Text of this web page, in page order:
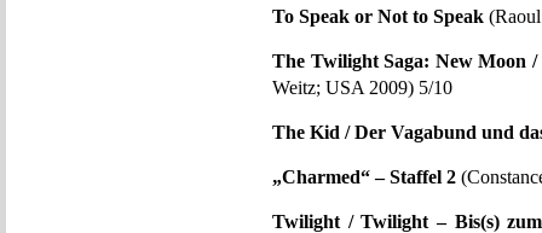
To Speak or Not to Speak
The Twilight Saga: New Moon
Weitz; USA 2009) 5/10
The Kid / Der Vagabund und
„Charmed“ – Staffel 2
Twilight / Twilight – Bis(s)